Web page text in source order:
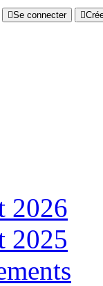
Se connecter
2026
2025